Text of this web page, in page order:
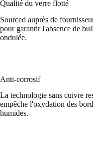
Qualité du verre flotté
Sourced auprès de
pour garantir l'absence de
ondulée.
Anti-corrosif
La technologie sans cuivre
empêche l'oxydation des
humides.